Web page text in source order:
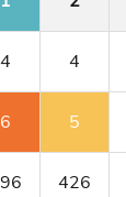
4 4
6 5
426